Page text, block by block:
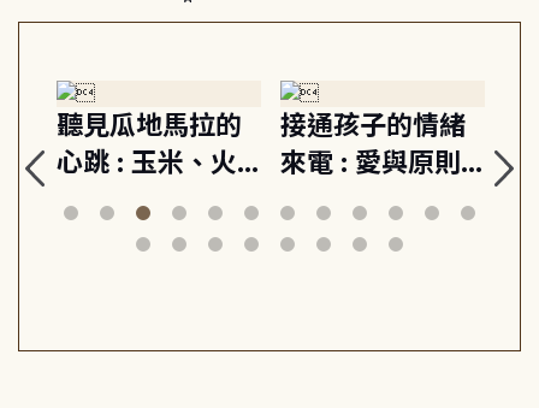
聽見瓜地馬拉的
心跳 : 玉米、火
山與信仰, 外交官
筆下的現代馬雅
接通孩子的情緒
來電 : 愛與原則,
建立教養的安定
節奏 22個行動練
關